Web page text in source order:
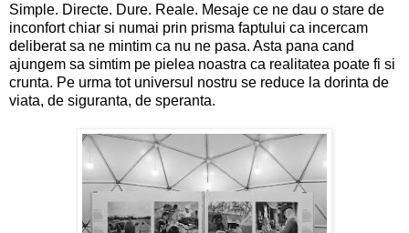
Simple. Directe. Dure. Reale. Mesaje ce ne dau o stare de
inconfort chiar si numai prin prisma faptului ca incercam
deliberat sa ne mintim ca nu ne pasa. Asta pana cand
ajungem sa simtim pe pielea noastra ca realitatea poate fi si
crunta. Pe urma tot universul nostru se reduce la dorinta de
viata, de siguranta, de speranta.